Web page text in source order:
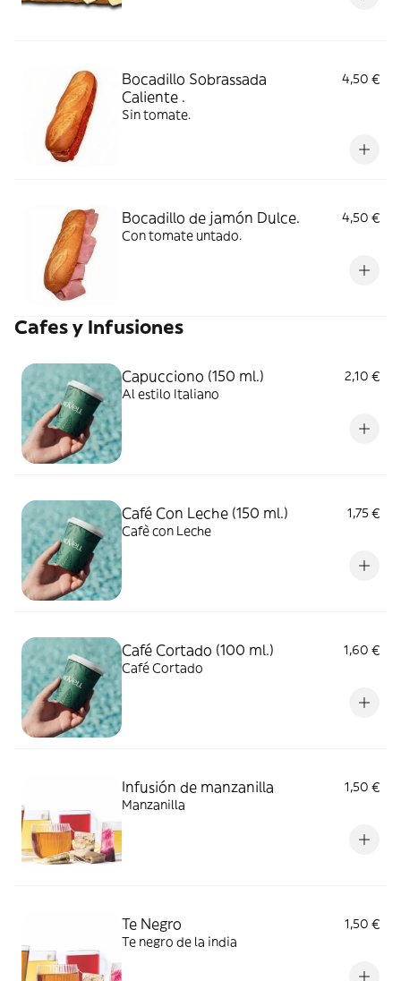
Bocadillo Sobrassada
Caliente .
4,50 €
Sin tomate.
Bocadillo de jamón Dulce.
4,50 €
Con tomate untado.
Cafes y Infusiones
Capucciono (150 ml.)
2,10 €
Al estilo Italiano
Café Con Leche (150 ml.)
1,75 €
Cafè con Leche
Café Cortado (100 ml.)
1,60 €
Café Cortado
Infusión de manzanilla
1,50 €
Manzanilla
Te Negro
1,50 €
Te negro de la india